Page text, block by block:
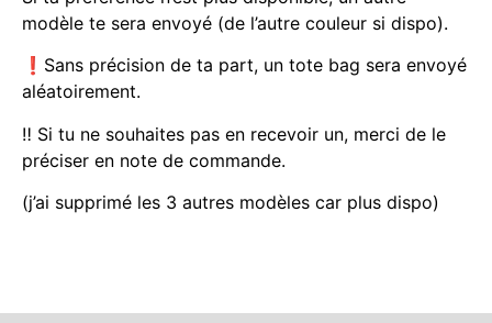
modèle te sera envoyé (de l’autre couleur si dispo).
❗️Sans précision de ta part, un tote bag sera envoyé
aléatoirement.
‼️ Si tu ne souhaites pas en recevoir un, merci de le
préciser en note de commande.
(j’ai supprimé les 3 autres modèles car plus dispo)